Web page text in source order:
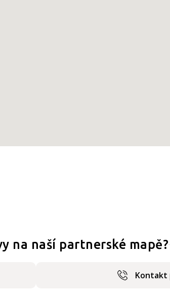
na naší partnerské mapě?
Kontakt